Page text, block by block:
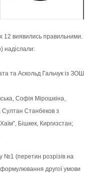
12 виявились правильними.
надіслали:
та Аскольд Гальчук із ЗОШ
Софія Мірошкіна,
Султан Станбеков з
Бішкек, Киргизстан;
№1 (перетин розрізів на
другої умови